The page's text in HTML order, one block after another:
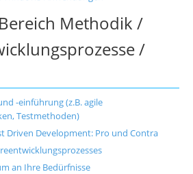
Methodik /
/
-einführung (z.B. agile
Testmethoden)
Driven Development: Pro und Contra
an Ihre Bedürfnisse